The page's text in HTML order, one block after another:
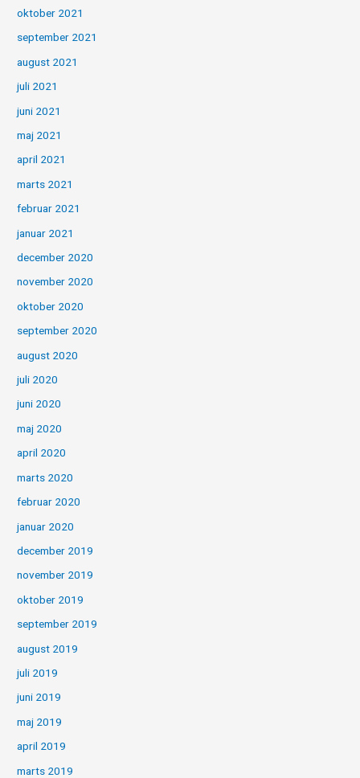
oktober 2021
september 2021
august 2021
juli 2021
juni 2021
maj 2021
april 2021
marts 2021
februar 2021
januar 2021
december 2020
november 2020
oktober 2020
september 2020
august 2020
juli 2020
juni 2020
maj 2020
april 2020
marts 2020
februar 2020
januar 2020
december 2019
november 2019
oktober 2019
september 2019
august 2019
juli 2019
juni 2019
maj 2019
april 2019
marts 2019